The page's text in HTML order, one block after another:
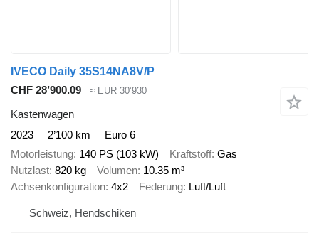
IVECO Daily 35S14NA8V/P
CHF 28’900.09
≈ EUR 30’930
Kastenwagen
2023
2’100 km
Euro 6
Motorleistung 140 PS (103 kW) Kraftstoff Gas
Nutzlast 820 kg Volumen 10.35 m³
Achsenkonfiguration 4x2 Federung Luft/Luft
Schweiz, Hendschiken